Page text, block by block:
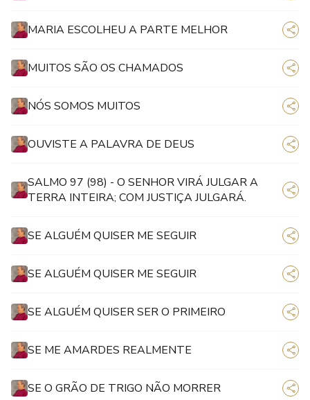
MARIA ESCOLHEU A PARTE MELHOR
MUITOS SÃO OS CHAMADOS
NÓS SOMOS MUITOS
OUVISTE A PALAVRA DE DEUS
SALMO 97 (98) - O SENHOR VIRÁ JULGAR A
TERRA INTEIRA; COM JUSTIÇA JULGARÁ.
SE ALGUÉM QUISER ME SEGUIR
SE ALGUÉM QUISER ME SEGUIR
SE ALGUÉM QUISER SER O PRIMEIRO
SE ME AMARDES REALMENTE
SE O GRÃO DE TRIGO NÃO MORRER